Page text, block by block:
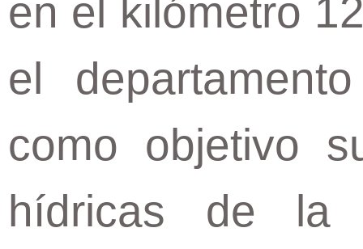
en el kilómetro
el
como objetivo
hídricas de la